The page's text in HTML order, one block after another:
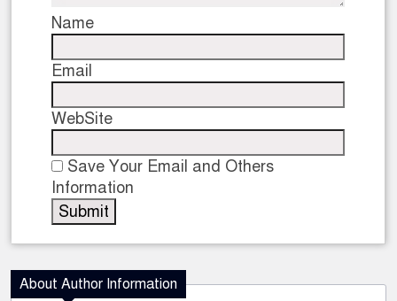
Name
Email
WebSite
Save Your Email and Others
Information
About Author Information